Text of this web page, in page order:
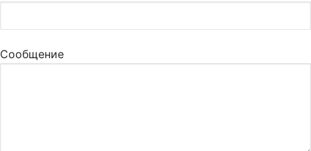
Сообщение